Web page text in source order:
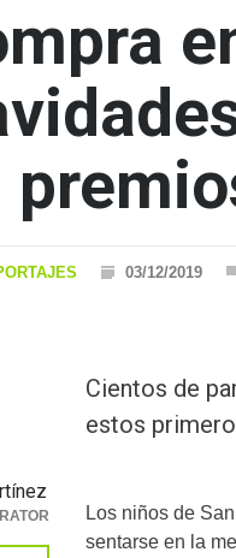
03/12/2019
Cientos de
estos
Los niños de
sentarse en la